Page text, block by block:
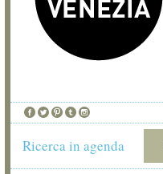
Ricerca in agenda